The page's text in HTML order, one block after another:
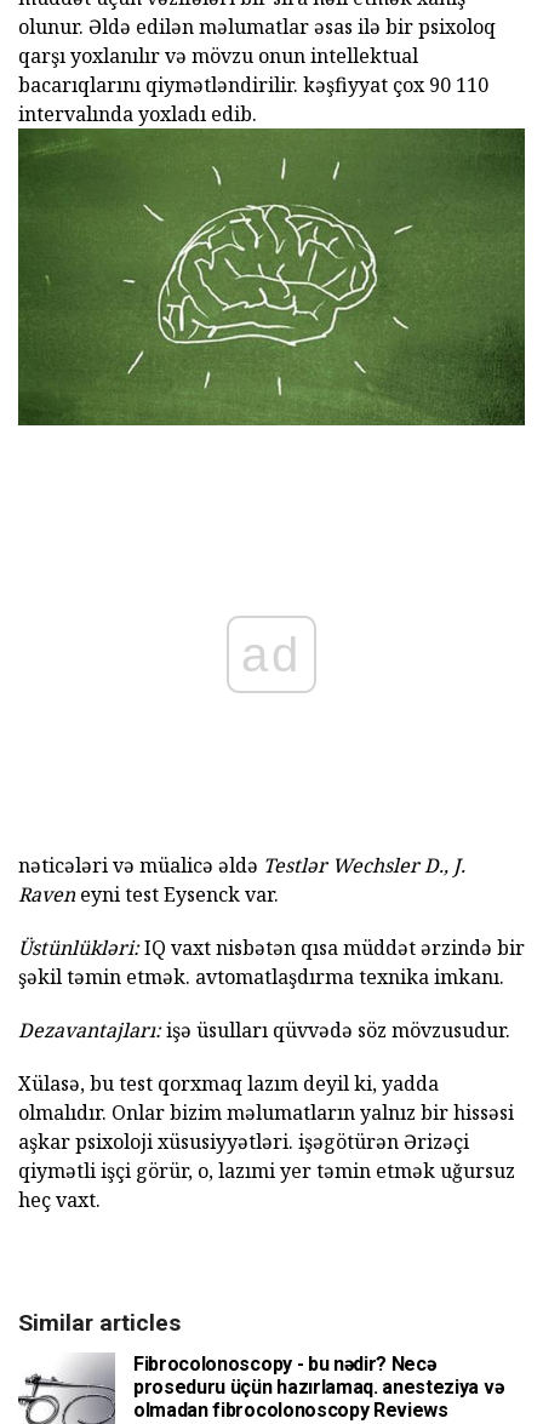
olunur. Əldə edilən məlumatlar əsas ilə bir psixoloq
qarşı yoxlanılır və mövzu onun intellektual
bacarıqlarını qiymətləndirilir. kəşfiyyat çox 90 110
intervalında yoxladı edib.
ad
nəticələri və müalicə əldə Testlər Wechsler D., J.
Raveneyni test Eysenck var.
Üstünlükləri:IQ vaxt nisbətən qısa müddət ərzində bir
şəkil təmin etmək. avtomatlaşdırma texnika imkanı.
Dezavantajları:işə üsulları qüvvədə söz mövzusudur.
Xülasə, bu test qorxmaq lazım deyil ki, yadda
olmalıdır. Onlar bizim məlumatların yalnız bir hissəsi
aşkar psixoloji xüsusiyyətləri. işəgötürən Ərizəçi
qiymətli işçi görür, o, lazımi yer təmin etmək uğursuz
heç vaxt.
Similar articles
Fibrocolonoscopy - bu nədir? Necə
proseduru üçün hazırlamaq. anesteziya və
olmadan fibrocolonoscopy Reviews